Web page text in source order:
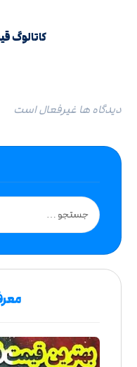
کاتالوگ
دیدگاه ها غیرفعال است